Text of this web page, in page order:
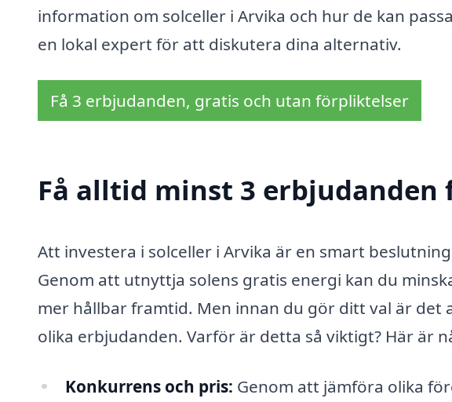
information om solceller i Arvika och hur de kan
en lokal expert för att diskutera dina alternativ.
Få 3 erbjudanden, gratis och utan förpliktelser
Få alltid minst 3 erbjudanden
Att investera i solceller i Arvika är en smart
Genom att utnyttja solens gratis energi kan du
mer hållbar framtid. Men innan du gör ditt val är
olika erbjudanden. Varför är detta så viktigt? Här är
Konkurrens och pris: Genom att jämföra olika